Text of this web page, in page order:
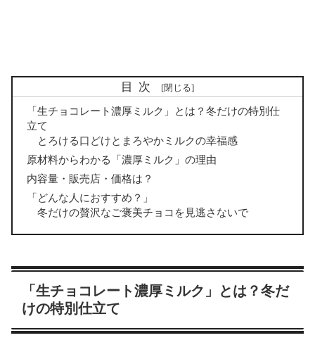
目次
「生チョコレート濃厚ミルク」とは？冬だけの特別仕
立て
とろける口どけとまろやかミルクの幸福感
原材料からわかる「濃厚ミルク」の理由
内容量・販売店・価格は？
「どんな人におすすめ？」
冬だけの贅沢なご褒美チョコを見逃さないで
「生チョコレート濃厚ミルク」とは？冬だ
けの特別仕立て